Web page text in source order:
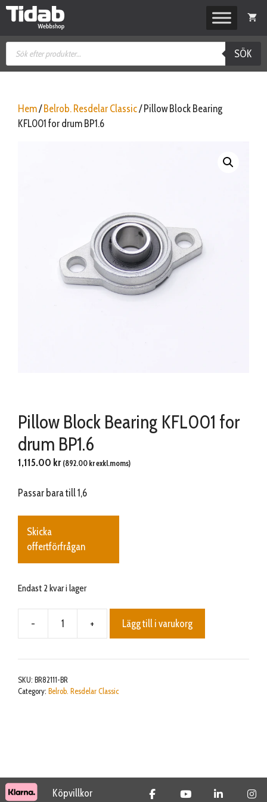
Hoppa
Produktsökning
SÖK
Hem/ Belrob. Resdelar Classic/ Pillow Block Bearing
KFL001 for drum BP1.6
Pillow Block Bearing KFL001 for
drum BP1.6
1,115.00 kr (892.00 krexkl.moms)
Passar bara till 1,6
Skicka
offertförfrågan
Endast 2 kvar i lager
-
Pillow
Bearing
for
+ Lägg till i varukorg
SKU: BR82111-BR
Category: Belrob. Resdelar Classic
Köpvillkor